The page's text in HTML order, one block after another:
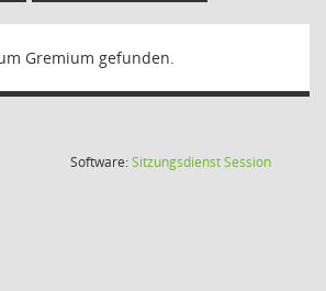
Gremium gefunden.
Software:SitzungsdienstSession(Wird in